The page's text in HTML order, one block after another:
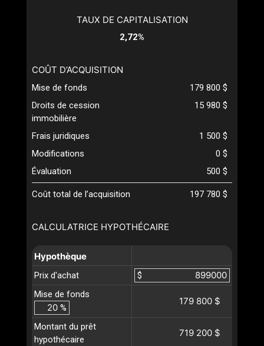
CALCULATRICE HYPOTHÉCAIRE
Hypothèque
Prix d'achat
$
Mise de fonds
%
179 800 $
Montant du prêt
hypothécaire
719 200 $
TAUX DE CAPITALISATION
2,72%
COÛT D’ACQUISITION
Mise de fonds
179 800 $
Droits de cession
immobilière
15 980 $
Frais juridiques
1 500 $
Modifications
0 $
Évaluation
500 $
Coût total de l’acquisition 197 780 $